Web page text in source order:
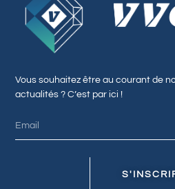
Vous souhaitez être au courant de
actualités ? C’est par ici !